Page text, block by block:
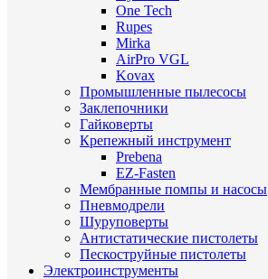
One Tech
Rupes
Mirka
AirPro VGL
Kovax
Промышленные пылесосы
Заклепочники
Гайковерты
Крепежный инструмент
Prebena
EZ-Fasten
Мембранные помпы и насосы
Пневмодрели
Шуруповерты
Антистатические пистолеты
Пескоструйные пистолеты
Электроинструменты